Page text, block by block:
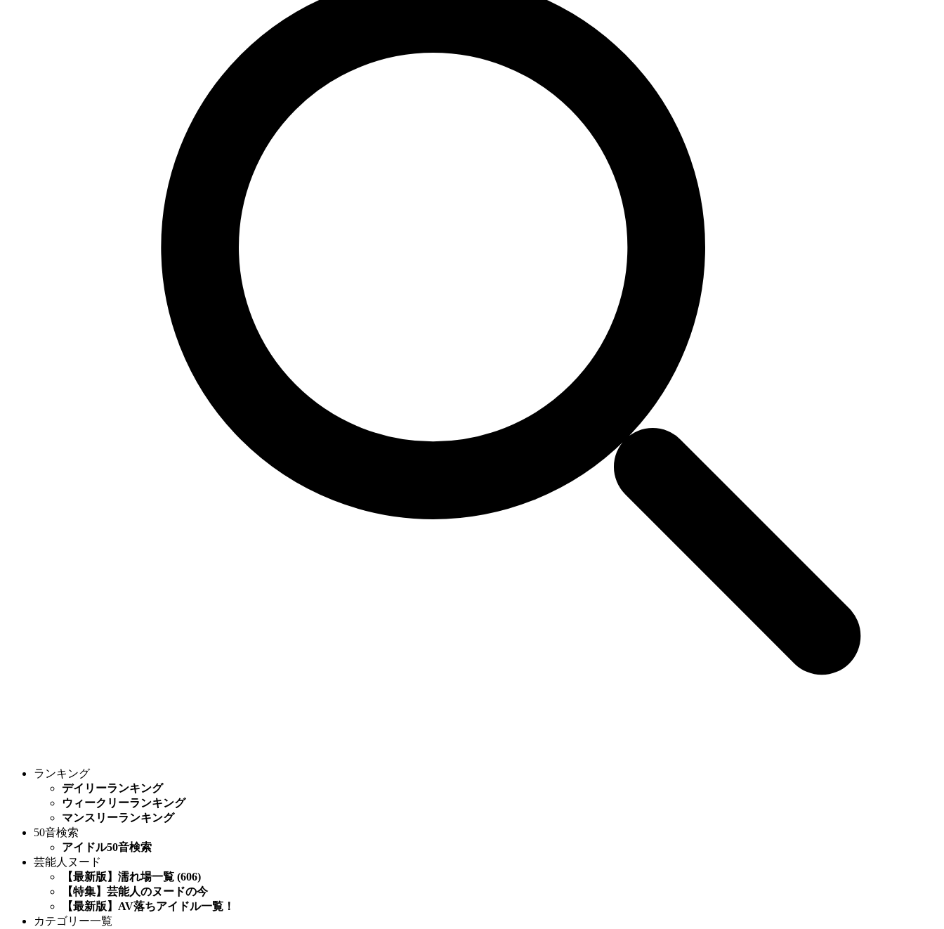
ランキング
デイリーランキング
ウィークリーランキング
マンスリーランキング
50音検索
アイドル50音検索
芸能人ヌード
【最新版】濡れ場一覧 (606)
【特集】芸能人のヌードの今
【最新版】AV落ちアイドル一覧！
カテゴリー一覧